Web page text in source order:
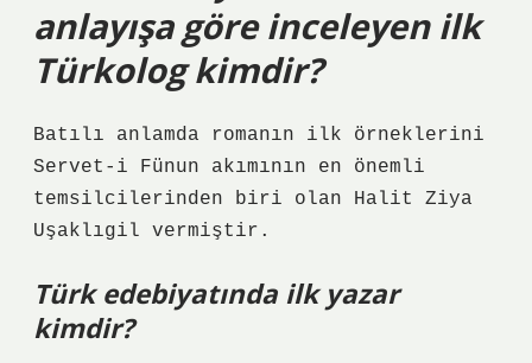
anlayışa göre inceleyen ilk
Türkolog kimdir?
Batılı anlamda romanın ilk örneklerini
Servet-i Fünun akımının en önemli
temsilcilerinden biri olan Halit Ziya
Uşaklıgil vermiştir.
Türk edebiyatında ilk yazar
kimdir?